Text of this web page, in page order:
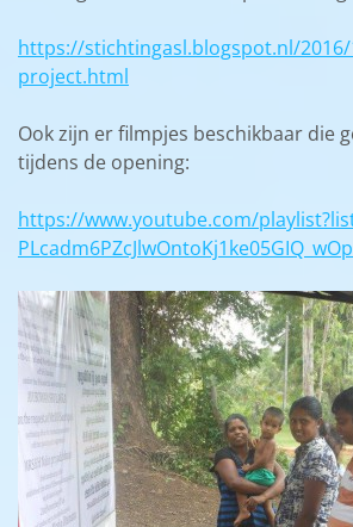
https://stichtingasl.blogspot.nl/
project.html
Ook zijn er filmpjes beschikbaar die
tijdens de opening:
https://www.youtube.com/
PLcadm6PZcJlwOntoKj1ke05GIQ_